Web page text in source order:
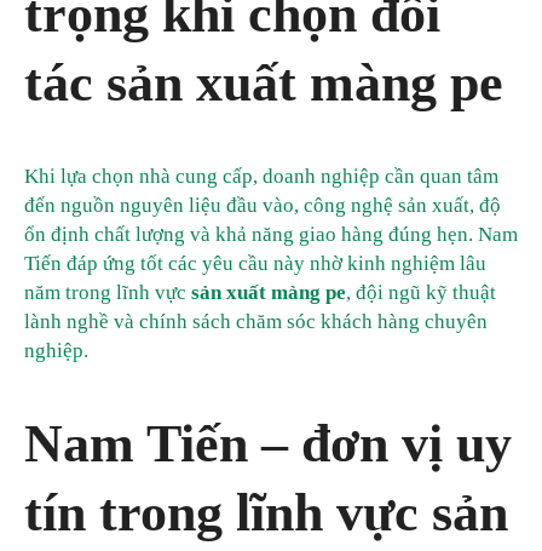
trọng khi chọn đối
tác sản xuất màng pe
Khi lựa chọn nhà cung cấp, doanh nghiệp cần quan tâm
đến nguồn nguyên liệu đầu vào, công nghệ sản xuất, độ
ổn định chất lượng và khả năng giao hàng đúng hẹn. Nam
Tiến đáp ứng tốt các yêu cầu này nhờ kinh nghiệm lâu
năm trong lĩnh vực sản xuất màng pe, đội ngũ kỹ thuật
lành nghề và chính sách chăm sóc khách hàng chuyên
nghiệp.
Nam Tiến – đơn vị uy
tín trong lĩnh vực sản